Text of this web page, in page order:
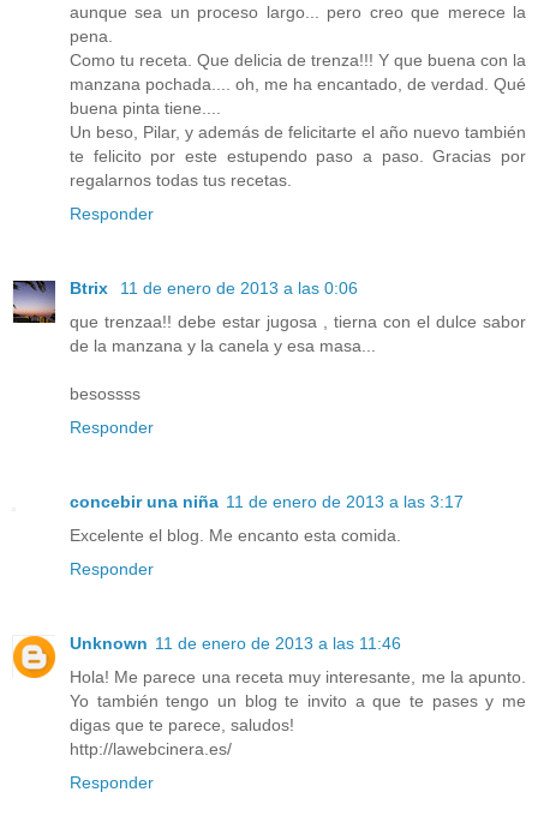
aunque sea un proceso largo... pero creo que merece la
pena.
Como tu receta. Que delicia de trenza!!! Y que buena con la
manzana pochada.... oh, me ha encantado, de verdad. Qué
buena pinta tiene....
Un beso, Pilar, y además de felicitarte el año nuevo también
te felicito por este estupendo paso a paso. Gracias por
regalarnos todas tus recetas.
Responder
Btrix
11 de enero de 2013 a las 0:06
que trenzaa!! debe estar jugosa , tierna con el dulce sabor
de la manzana y la canela y esa masa...
besossss
Responder
concebir una niña 11 de enero de 2013 a las 3:17
Excelente el blog. Me encanto esta comida.
Responder
Unknown 11 de enero de 2013 a las 11:46
Hola! Me parece una receta muy interesante, me la apunto.
Yo también tengo un blog te invito a que te pases y me
digas que te parece, saludos!
http://lawebcinera.es/
Responder